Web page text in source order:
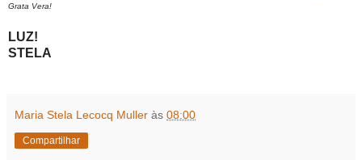
Grata Vera!
LUZ!
STELA
Maria Stela Lecocq Muller às 08:00
Compartilhar